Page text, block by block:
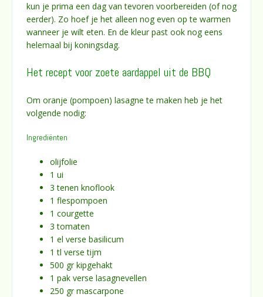
kun je prima een dag van tevoren voorbereiden (of nog
eerder). Zo hoef je het alleen nog even op te warmen
wanneer je wilt eten. En de kleur past ook nog eens
helemaal bij koningsdag.
Het recept voor zoete aardappel uit de BBQ
Om oranje (pompoen) lasagne te maken heb je het
volgende nodig:
Ingrediënten
olijfolie
1 ui
3 tenen knoflook
1 flespompoen
1 courgette
3 tomaten
1 el verse basilicum
1 tl verse tijm
500 gr kipgehakt
1 pak verse lasagnevellen
250 gr mascarpone